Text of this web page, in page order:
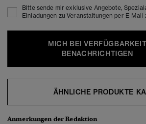
Bitte sende mir exklusive Angebote,
Einladungen zu Veranstaltungen per E-Mail
MICH BEI VERFÜGBARKEIT
BENACHRICHTIGEN
ÄHNLICHE PRODUKTE
Anmerkungen der Redaktion